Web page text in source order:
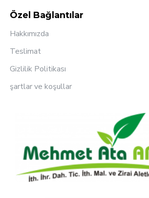
Özel Bağlantılar
Hakkımızda
Teslimat
Gizlilik Politikası
şartlar ve koşullar